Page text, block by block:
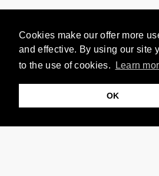
Cookies make our offer more
and effective. By using our site
to the use of cookies.
Learn
OK